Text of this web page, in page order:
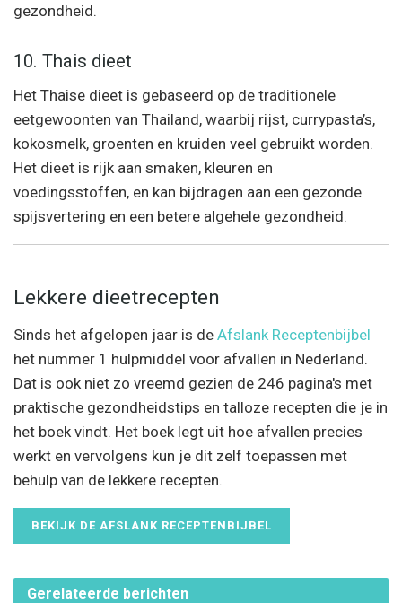
gezondheid.
10. Thais dieet
Het Thaise dieet is gebaseerd op de traditionele
eetgewoonten van Thailand, waarbij rijst, currypasta’s,
kokosmelk, groenten en kruiden veel gebruikt worden.
Het dieet is rijk aan smaken, kleuren en
voedingsstoffen, en kan bijdragen aan een gezonde
spijsvertering en een betere algehele gezondheid.
Lekkere dieetrecepten
Sinds het afgelopen jaar is de Afslank Receptenbijbel
het nummer 1 hulpmiddel voor afvallen in Nederland.
Dat is ook niet zo vreemd gezien de 246 pagina's met
praktische gezondheidstips en talloze recepten die je in
het boek vindt. Het boek legt uit hoe afvallen precies
werkt en vervolgens kun je dit zelf toepassen met
behulp van de lekkere recepten.
BEKIJK DE AFSLANK RECEPTENBIJBEL
Gerelateerde berichten